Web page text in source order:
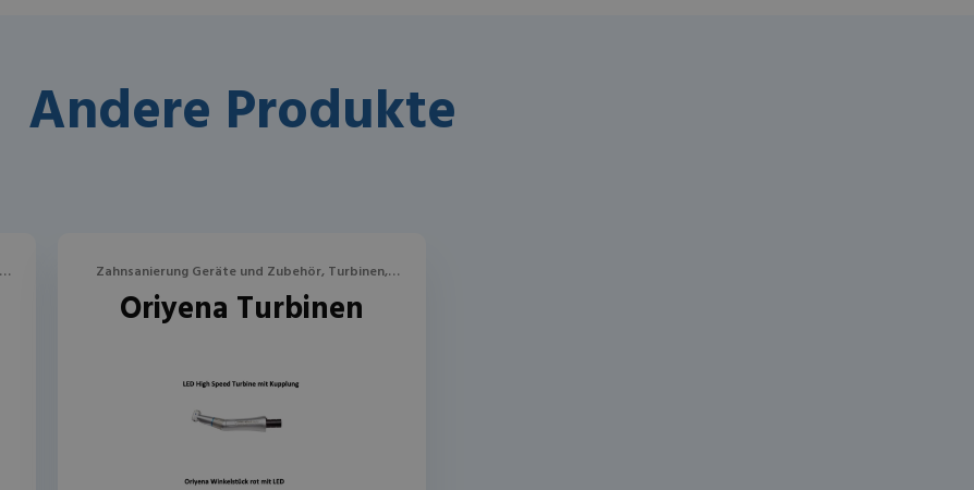
Andere Produkte
Zahnsanierung Geräte und Zubehör, Turbinen,
Winkel- und Handstücke
Oriyena Turbinen